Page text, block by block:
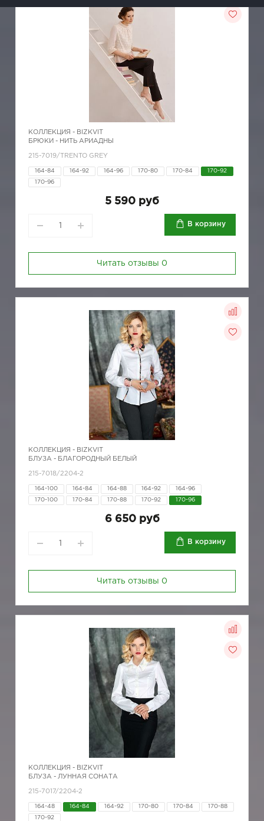
КОЛЛЕКЦИЯ - BIZKVIT
БРЮКИ - НИТЬ АРИАДНЫ
215-7019/TRENTO GREY
164-84 164-92 164-96 170-80 170-84 170-92
170-96
5 590 руб
В корзину
Читать отзывы 0
КОЛЛЕКЦИЯ - BIZKVIT
БЛУЗА - БЛАГОРОДНЫЙ БЕЛЫЙ
215-7018/2204-2
164-100 164-84 164-88 164-92 164-96
170-100 170-84 170-88 170-92 170-96
6 650 руб
В корзину
Читать отзывы 0
КОЛЛЕКЦИЯ - BIZKVIT
БЛУЗА - ЛУННАЯ СОНАТА
215-7017/2204-2
164-48 164-84 164-92 170-80 170-84 170-88
170-92